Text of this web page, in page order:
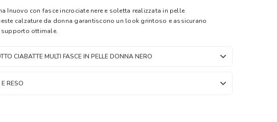
Inuovo con fasce incrociate nere e soletta realizzata in pelle
calzature da donna garantiscono un look grintoso e assicurano
supporto ottimale.
CIABATTE MULTI FASCE IN PELLE DONNA NERO
RESO